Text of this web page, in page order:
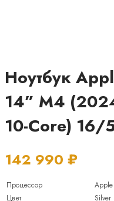
Ноутбук
14” M4
10-Core) 16/
142 990 ₽
Процессор
Цвет
Silver